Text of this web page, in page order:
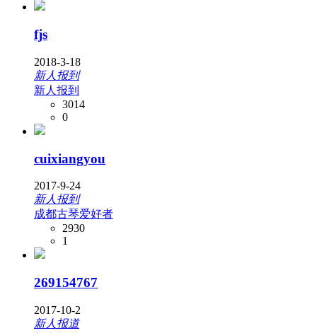
fjs
2018-3-18
新人报到
新人报到
3014
0
cuixiangyou
2017-9-24
新人报到
成都古琴爱好者
2930
1
269154767
2017-10-2
新人报道